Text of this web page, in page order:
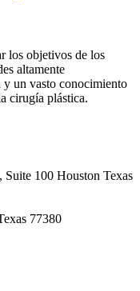
los objetivos de los
altamente
y un vasto conocimiento
cirugía plástica.
100 Houston Texas
77380